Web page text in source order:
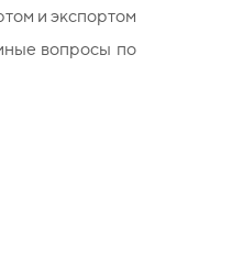
и экспортом
вопросы по